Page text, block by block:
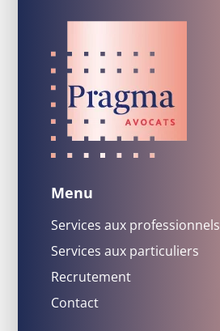
Menu
Services aux professionnels
Services aux particuliers
Recrutement
Contact